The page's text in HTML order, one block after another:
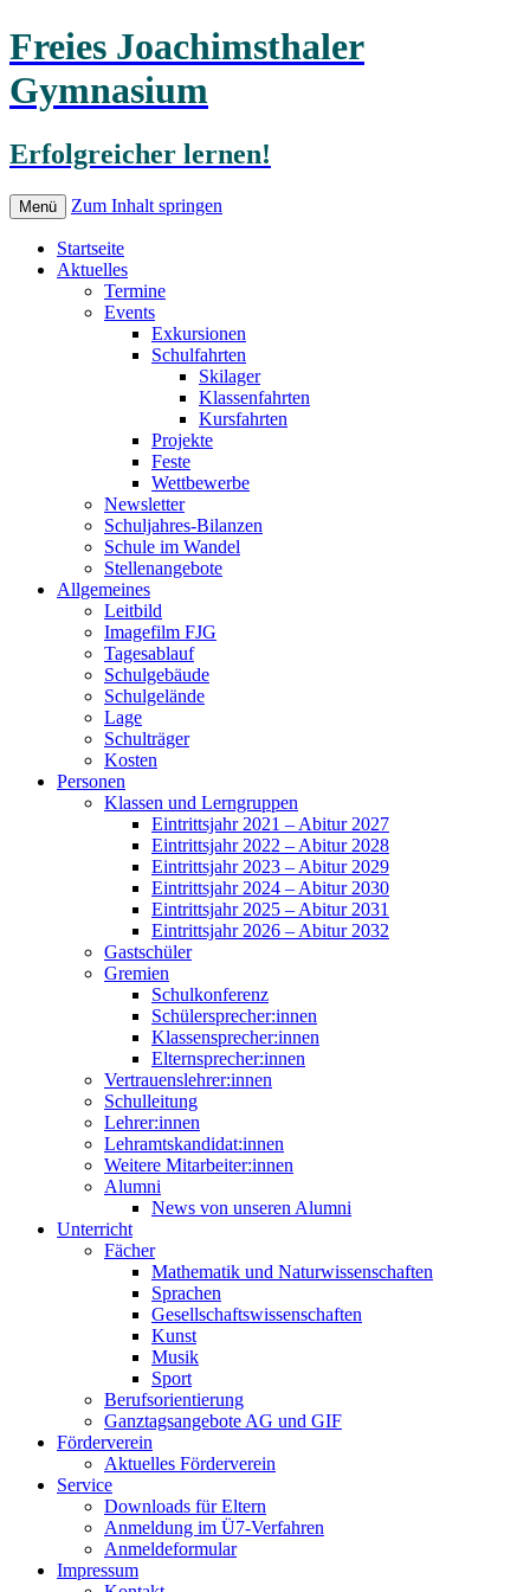
Freies Joachimsthaler
Gymnasium
Erfolgreicher lernen!
Menü Zum Inhalt springen
Startseite
Aktuelles
Termine
Events
Exkursionen
Schulfahrten
Skilager
Klassenfahrten
Kursfahrten
Projekte
Feste
Wettbewerbe
Newsletter
Schuljahres-Bilanzen
Schule im Wandel
Stellenangebote
Allgemeines
Leitbild
Imagefilm FJG
Tagesablauf
Schulgebäude
Schulgelände
Lage
Schulträger
Kosten
Personen
Klassen und Lerngruppen
Eintrittsjahr 2021 – Abitur 2027
Eintrittsjahr 2022 – Abitur 2028
Eintrittsjahr 2023 – Abitur 2029
Eintrittsjahr 2024 – Abitur 2030
Eintrittsjahr 2025 – Abitur 2031
Eintrittsjahr 2026 – Abitur 2032
Gastschüler
Gremien
Schulkonferenz
Schülersprecher:innen
Klassensprecher:innen
Elternsprecher:innen
Vertrauenslehrer:innen
Schulleitung
Lehrer:innen
Lehramtskandidat:innen
Weitere Mitarbeiter:innen
Alumni
News von unseren Alumni
Unterricht
Fächer
Mathematik und Naturwissenschaften
Sprachen
Gesellschaftswissenschaften
Kunst
Musik
Sport
Berufsorientierung
Ganztagsangebote AG und GIF
Förderverein
Aktuelles Förderverein
Service
Downloads für Eltern
Anmeldung im Ü7-Verfahren
Anmeldeformular
Impressum